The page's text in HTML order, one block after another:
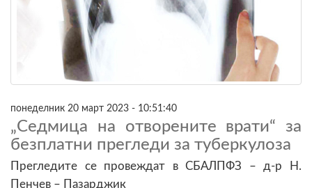
понеделник 20 март 2023 - 10:51:40
„Седмица на отворените врати“ за
безплатни прегледи за туберкулоза
Прегледите се провеждат в СБАЛПФЗ – д-р Н.
Пенчев – Пазарджик